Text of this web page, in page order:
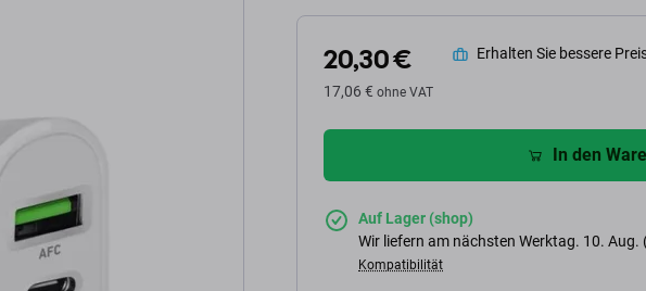
20,30 €
17,06 € ohne VAT
Erhalten Sie bessere
In den
Auf Lager (shop)
Wir liefern am nächsten Werktag. 10. Aug.
Kompatibilität